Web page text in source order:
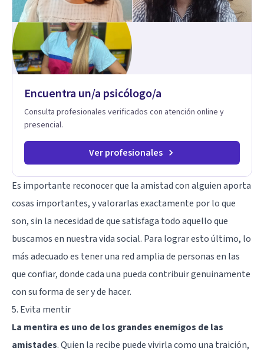
Encuentra un/a psicólogo/a
Consulta profesionales verificados con atención online y
presencial.
Ver profesionales
Es importante reconocer que la amistad con alguien aporta
cosas importantes, y valorarlas exactamente por lo que
son, sin la necesidad de que satisfaga todo aquello que
buscamos en nuestra vida social. Para lograr esto último, lo
más adecuado es tener una red amplia de personas en las
que confiar, donde cada una pueda contribuir genuinamente
con su forma de ser y de hacer.
5. Evita mentir
La mentira es uno de los grandes enemigos de las
amistades. Quien la recibe puede vivirla como una traición,